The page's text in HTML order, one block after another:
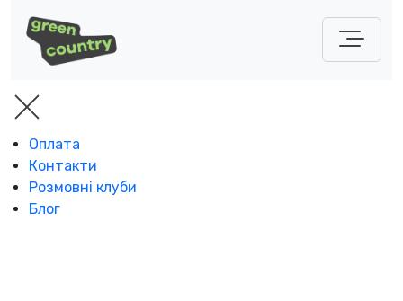
Оплата
Контакти
Розмовні клуби
Блог